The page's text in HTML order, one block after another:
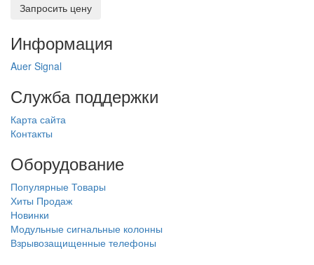
Запросить цену
Информация
Auer Signal
Служба поддержки
Карта сайта
Контакты
Оборудование
Популярные Товары
Хиты Продаж
Новинки
Модульные сигнальные колонны
Взрывозащищенные телефоны